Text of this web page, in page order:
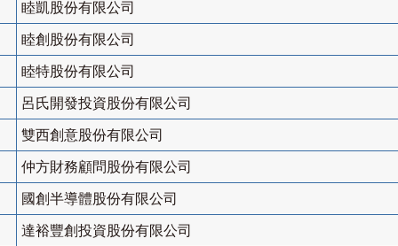
睦凱股份有限公司
睦創股份有限公司
睦特股份有限公司
呂氏開發投資股份有限公司
雙西創意股份有限公司
仲方財務顧問股份有限公司
國創半導體股份有限公司
達裕豐創投資股份有限公司